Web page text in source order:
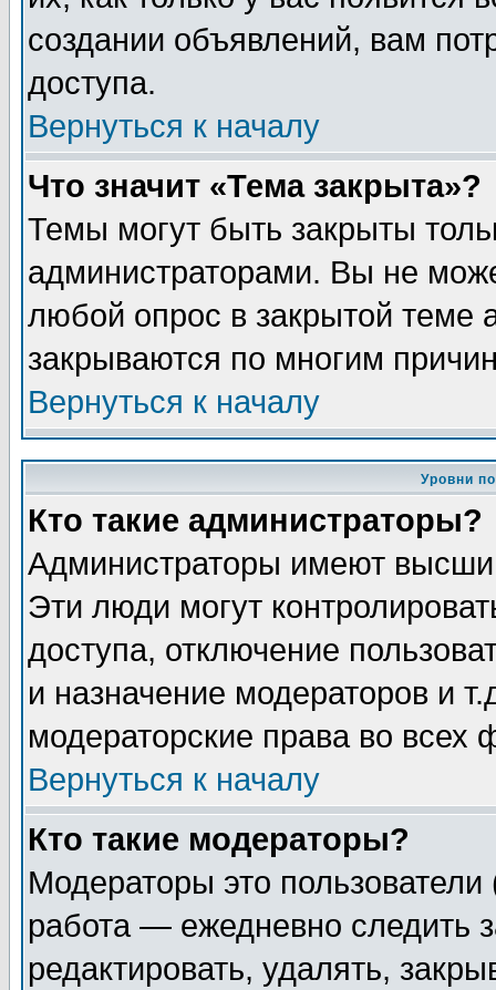
создании объявлений, вам
доступа.
Вернуться к началу
Что значит «Тема закрыта»?
Темы могут быть закрыты
администраторами. Вы не
любой опрос в закрытой теме
закрываются по многим
Вернуться к началу
Уровни
Кто такие администраторы?
Администраторы имеют
Эти люди могут
доступа, отключение
и назначение модераторов и
модераторские права во всех
Вернуться к началу
Кто такие модераторы?
Модераторы это
работа — ежедневно следить
редактировать, удалять,